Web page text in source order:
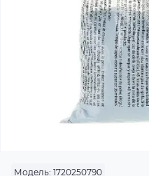
Модель: 1720250790